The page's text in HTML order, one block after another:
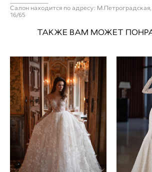
Салон находится по адресу:
16/65
ТАКЖЕ ВАМ МОЖЕТ